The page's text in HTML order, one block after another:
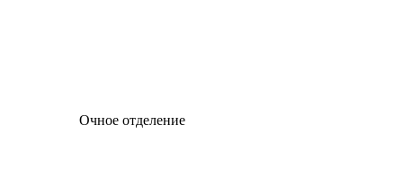
Очное отделение